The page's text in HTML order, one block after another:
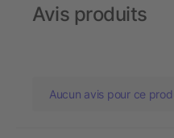
Avis produits
Aucun avis pour ce